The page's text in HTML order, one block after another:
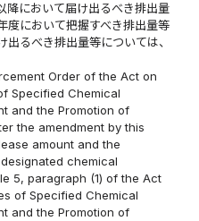
降において届け出るべき排出量
度において把握すべき排出量等
るべき排出量等については、
Order of the Act on
Specified Chemical
and the Promotion of
the amendment by this
amount and the
chemical
5, paragraph (1) of the Act
of Specified Chemical
and the Promotion of